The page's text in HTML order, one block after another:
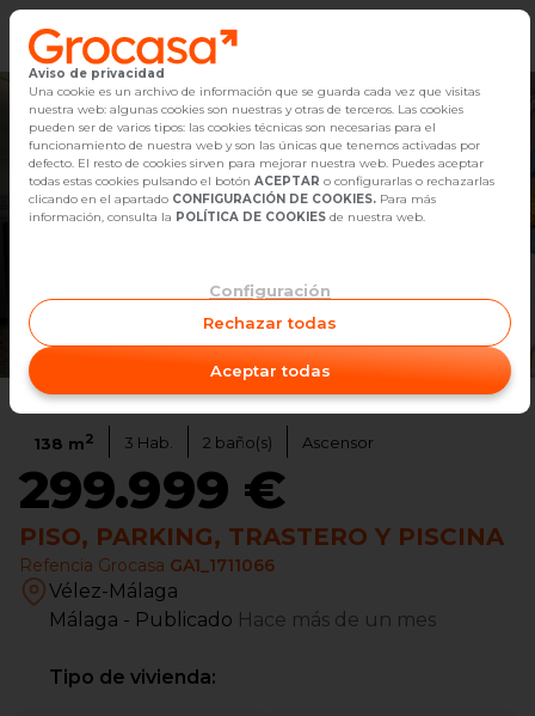
Vender
Buscar Inmuebles
Alquiler
Empleo
Oficinas
Contacto
Ver video
1/40
138 m2 3 Hab. 2 baño(s) Ascensor
299.999 €
PISO, PARKING, TRASTERO Y PISCINA
Refencia Grocasa GA1_1711066
Vélez-Málaga
Málaga - Publicado Hace más de un mes
Tipo de vivienda:
Aviso de privacidad
Una cookie es un archivo de información que se guarda cada vez que visitas
nuestra web: algunas cookies son nuestras y otras de terceros. Las cookies
pueden ser de varios tipos: las cookies técnicas son necesarias para el
funcionamiento de nuestra web y son las únicas que tenemos activadas por
defecto. El resto de cookies sirven para mejorar nuestra web. Puedes aceptar
todas estas cookies pulsando el botón ACEPTAR o configurarlas o rechazarlas
clicando en el apartado CONFIGURACIÓN DE COOKIES. Para más
información, consulta la POLÍTICA DE COOKIES de nuestra web.
Configuración
Rechazar todas
Aceptar todas